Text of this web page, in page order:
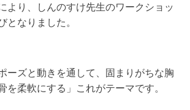
より、しんのすけ先生のワークショッ
となりました。
ーズと動きを通して、固まりがちな胸
を柔軟にする」これがテーマです。